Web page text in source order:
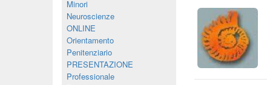
Minori
Neuroscienze
ONLINE
Orientamento
Penitenziario
PRESENTAZIONE
Professionale